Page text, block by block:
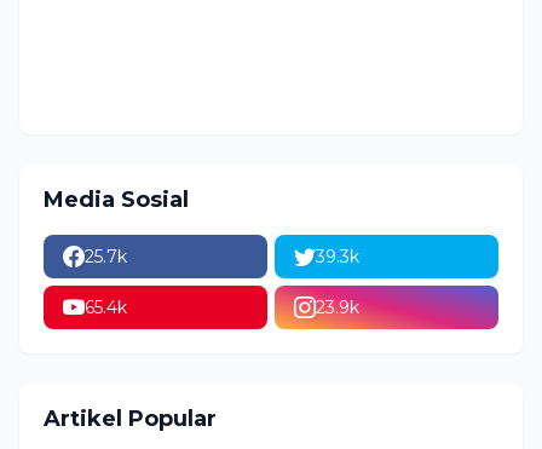
Media Sosial
25.7k 39.3k
65.4k 23.9k
Artikel Popular